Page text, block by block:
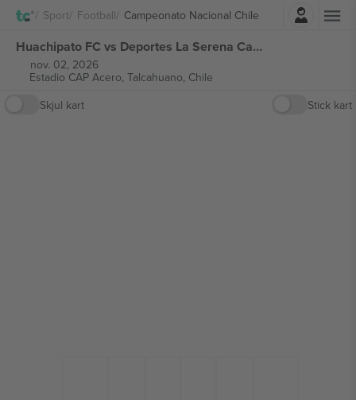
Sport Football Campeonato Nacional Chile
Logg Inn
Huachipato FC vs Deportes La Serena Campeonato Nacional Chile billetter
nov. 02, 2026
Estadio CAP Acero, Talcahuano, Chile
Skjul kart
Stick kart